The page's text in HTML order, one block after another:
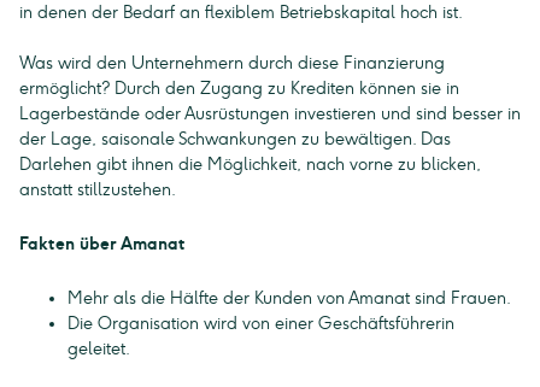
in denen der Bedarf an flexiblem Betriebskapital hoch ist.
Was wird den Unternehmern durch diese Finanzierung
ermöglicht? Durch den Zugang zu Krediten können sie in
Lagerbestände oder Ausrüstungen investieren und sind besser in
der Lage, saisonale Schwankungen zu bewältigen. Das
Darlehen gibt ihnen die Möglichkeit, nach vorne zu blicken,
anstatt stillzustehen.
Fakten über Amanat
Mehr als die Hälfte der Kunden von Amanat sind Frauen.
Die Organisation wird von einer Geschäftsführerin
geleitet.